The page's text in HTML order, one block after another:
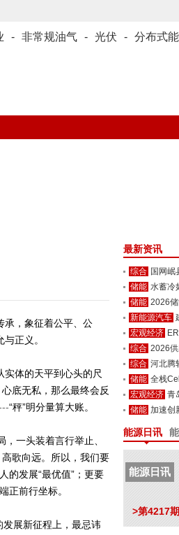
- 非常规油气 - 光伏 - 分布式
承，象征着公平、公
正义。
体的天平到心头的尺
底无私，那么最终会反
“秤”明分量算大账。
，一头装着言行举止、
歌向远。所以，我们要
的发展“最优值”；更要
正前行坐标。
发展新征程上，最忌讳
最新资讯
综合 国网岷
储能 水蓄冷
储能 2026
新能源汽车
宏观经济
综合 2026
综合 河北腾
储能 全栈
宏观经济 青
储能 加速创
能源日讯
能源日讯
>第4217期